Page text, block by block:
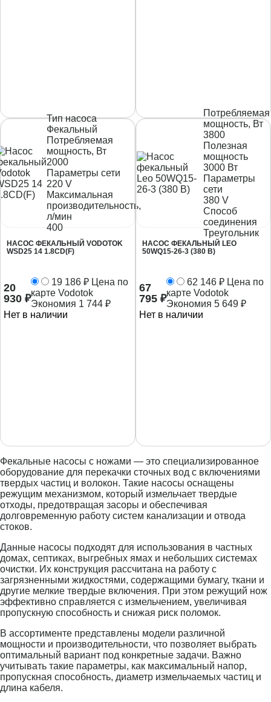
Тип насоса
Фекальный
Потребляемая
мощность, Вт
2000
Параметры сети
220 V
Максимальная
производительность,
л/мин
400
НАСОС ФЕКАЛЬНЫЙ VODOTOK
WSD25 14 1.8CD(F)
20
930 ₽
19 186 ₽ Цена по
карте Vodotok
Экономия 1 744 ₽
Нет в наличии
Потребляемая
мощность, Вт
3800
Полезная
мощность
3000 Вт
Параметры
сети
380 V
Способ
соединения
Треугольник
НАСОС ФЕКАЛЬНЫЙ LEO
50WQ15-26-3 (380 B)
67
795 ₽
62 146 ₽ Цена по
карте Vodotok
Экономия 5 649 ₽
Нет в наличии
Фекальные насосы с ножами — это специализированное
оборудование для перекачки сточных вод с включениями
твердых частиц и волокон. Такие насосы оснащены
режущим механизмом, который измельчает твердые
отходы, предотвращая засоры и обеспечивая
долговременную работу систем канализации и отвода
стоков.
Данные насосы подходят для использования в частных
домах, септиках, выгребных ямах и небольших системах
очистки. Их конструкция рассчитана на работу с
загрязненными жидкостями, содержащими бумагу, ткани и
другие мелкие твердые включения. При этом режущий нож
эффективно справляется с измельчением, увеличивая
пропускную способность и снижая риск поломок.
В ассортименте представлены модели различной
мощности и производительности, что позволяет выбрать
оптимальный вариант под конкретные задачи. Важно
учитывать такие параметры, как максимальный напор,
пропускная способность, диаметр измельчаемых частиц и
длина кабеля.